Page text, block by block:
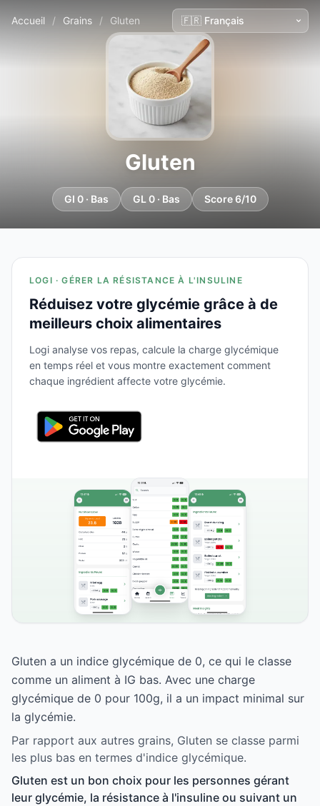
Accueil / Grains / Gluten
Gluten
GI 0 · Bas GL 0 · Bas Score 6/10
LOGI · GÉRER LA RÉSISTANCE À L'INSULINE
Réduisez votre glycémie grâce à de
meilleurs choix alimentaires
Logi analyse vos repas, calcule la charge glycémique
en temps réel et vous montre exactement comment
chaque ingrédient affecte votre glycémie.
Gluten a un indice glycémique de 0, ce qui le classe
comme un aliment à IG bas. Avec une charge
glycémique de 0 pour 100g, il a un impact minimal sur
la glycémie.
Par rapport aux autres grains, Gluten se classe parmi
les plus bas en termes d'indice glycémique.
Gluten est un bon choix pour les personnes gérant
leur glycémie, la résistance à l'insuline ou suivant un